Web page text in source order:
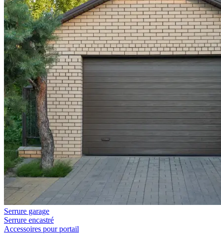
Serrure garage
Serrure encastré
Accessoires pour portail